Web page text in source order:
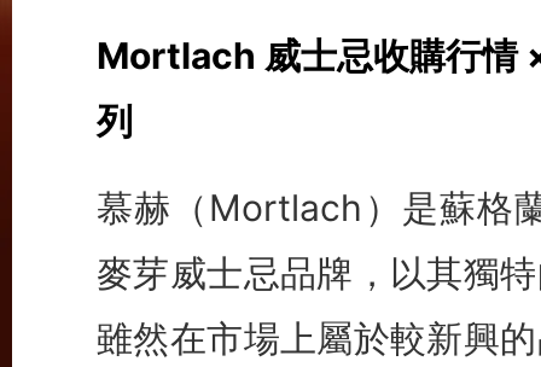
Mortlach 威士忌收購行
列
慕赫（Mortlach）是蘇格
麥芽威士忌品牌，以其獨
雖然在市場上屬於較新興